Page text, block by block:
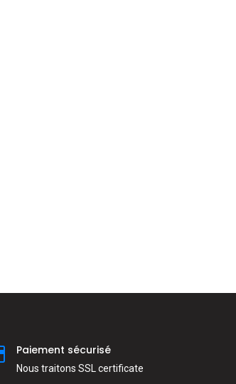
Paiement sécurisé
Nous traitons SSL сertificate